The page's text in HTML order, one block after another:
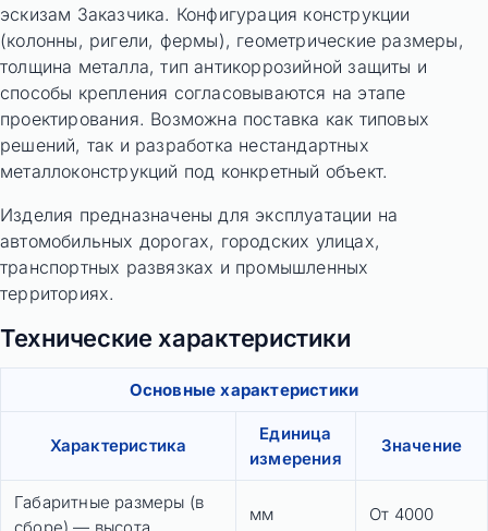
эскизам Заказчика. Конфигурация конструкции
(колонны, ригели, фермы), геометрические размеры,
толщина металла, тип антикоррозийной защиты и
способы крепления согласовываются на этапе
проектирования. Возможна поставка как типовых
решений, так и разработка нестандартных
металлоконструкций под конкретный объект.
Изделия предназначены для эксплуатации на
автомобильных дорогах, городских улицах,
транспортных развязках и промышленных
территориях.
Технические характеристики
Основные характеристики
Характеристика
Единица
измерения
Значение
Габаритные размеры (в
мм От 4000